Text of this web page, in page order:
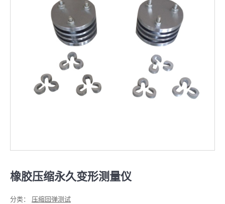
橡胶压缩永久变形测量仪
分类： 压缩回弹测试